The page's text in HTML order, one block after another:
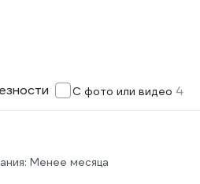
С фото или видео 4
Менее месяца